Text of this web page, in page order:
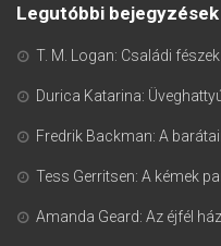
Legutóbbi bejegyzések
T. M. Logan: Családi fészek
Durica Katarina:
Fredrik Backman: A
Tess Gerritsen: A kémek
Amanda Geard: Az éjfél